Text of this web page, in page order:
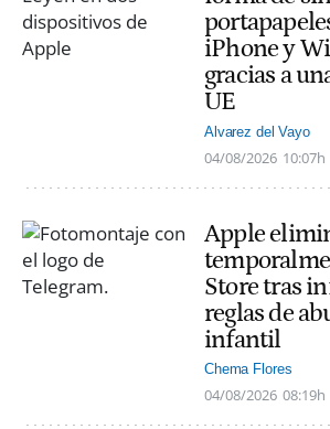
iPhone y
gracias a
UE
Alvarez del Vayo
04/08/2026 10:07h
Apple
Store tras
reglas de
infantil
Chema Flores
04/08/2026 08:19h